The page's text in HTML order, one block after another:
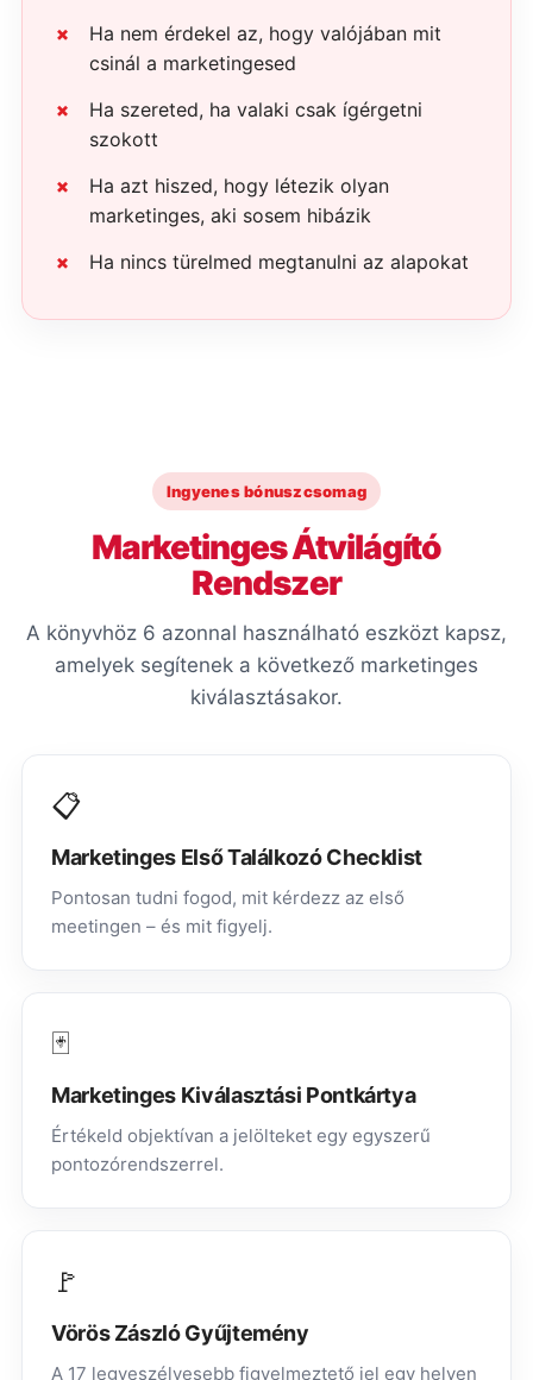
Ha nem érdekel az, hogy valójában mit
csinál a marketingesed
Ha szereted, ha valaki csak ígérgetni
szokott
Ha azt hiszed, hogy létezik olyan
marketinges, aki sosem hibázik
Ha nincs türelmed megtanulni az alapokat
Ingyenes bónuszcsomag
Marketinges Átvilágító
Rendszer
A könyvhöz 6 azonnal használható eszközt kapsz,
amelyek segítenek a következő marketinges
kiválasztásakor.
📋
Marketinges Első Találkozó Checklist
Pontosan tudni fogod, mit kérdezz az első
meetingen – és mit figyelj.
🃏
Marketinges Kiválasztási Pontkártya
Értékeld objektívan a jelölteket egy egyszerű
pontozórendszerrel.
🚩
Vörös Zászló Gyűjtemény
A 17 legveszélyesebb figyelmeztető jel egy helyen